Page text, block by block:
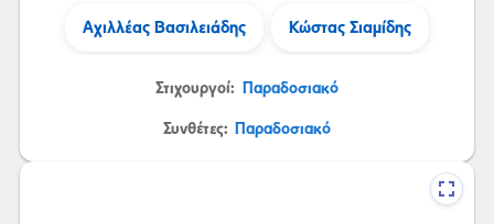
Αχιλλέας Βασιλειάδης Κώστας Σιαμίδης
Στιχουργοί: Παραδοσιακό
Συνθέτες: Παραδοσιακό